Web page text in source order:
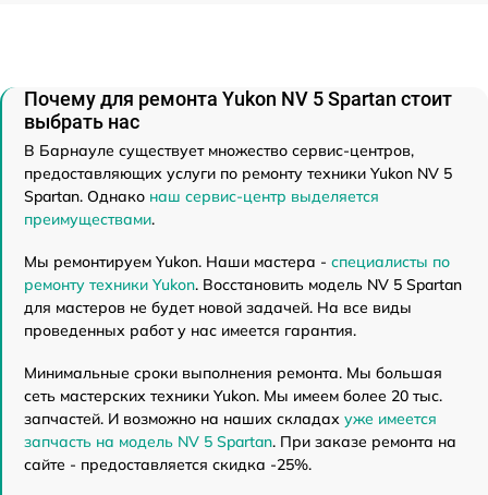
Почему для ремонта Yukon NV 5 Spartan стоит
выбрать нас
В Барнауле существует множество сервис-центров,
предоставляющих услуги по ремонту техники Yukon NV 5
Spartan. Однако наш сервис-центр выделяется
преимуществами.
Мы ремонтируем Yukon. Наши мастера - специалисты по
ремонту техники Yukon. Восстановить модель NV 5 Spartan
для мастеров не будет новой задачей. На все виды
проведенных работ у нас имеется гарантия.
Минимальные сроки выполнения ремонта. Мы большая
сеть мастерских техники Yukon. Мы имеем более 20 тыс.
запчастей. И возможно на наших складах уже имеется
запчасть на модель NV 5 Spartan. При заказе ремонта на
сайте - предоставляется скидка -25%.